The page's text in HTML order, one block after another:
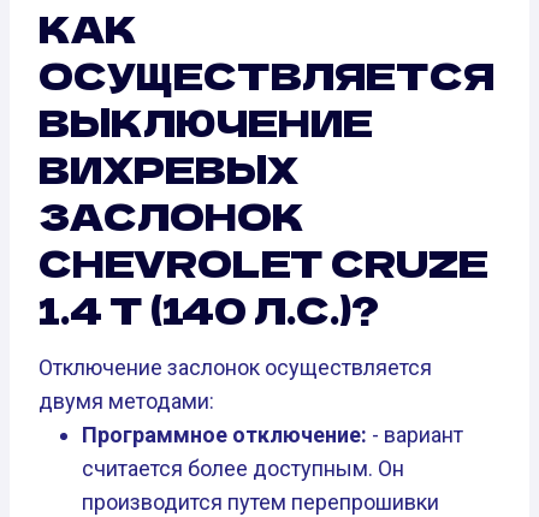
КАК
ОСУЩЕСТВЛЯЕТСЯ
ВЫКЛЮЧЕНИЕ
ВИХРЕВЫХ
ЗАСЛОНОК
CHEVROLET CRUZE
1.4 T (140 Л.С.)?
Отключение заслонок осуществляется
двумя методами:
Программное отключение: - вариант
считается более доступным. Он
производится путем перепрошивки